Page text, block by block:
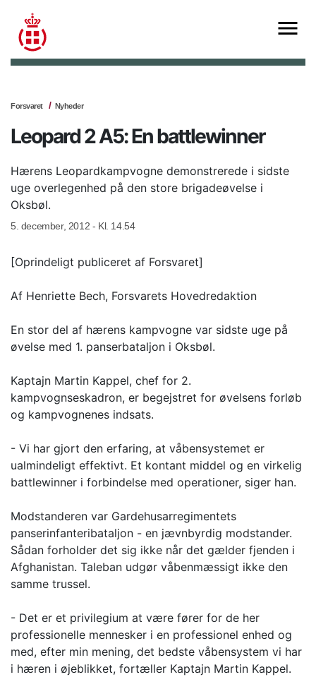
Forsvaret Nyheder
Leopard 2 A5: En battlewinner
Hærens Leopardkampvogne demonstrerede i sidste
uge overlegenhed på den store brigadeøvelse i
Oksbøl.
5. december, 2012 - Kl. 14.54
[Oprindeligt publiceret af Forsvaret]
Af Henriette Bech, Forsvarets Hovedredaktion
En stor del af hærens kampvogne var sidste uge på
øvelse med 1. panserbataljon i Oksbøl.
Kaptajn Martin Kappel, chef for 2.
kampvognseskadron, er begejstret for øvelsens forløb
og kampvognenes indsats.
- Vi har gjort den erfaring, at våbensystemet er
ualmindeligt effektivt. Et kontant middel og en virkelig
battlewinner i forbindelse med operationer, siger han.
Modstanderen var Gardehusarregimentets
panserinfanteribataljon - en jævnbyrdig modstander.
Sådan forholder det sig ikke når det gælder fjenden i
Afghanistan. Taleban udgør våbenmæssigt ikke den
samme trussel.
- Det er et privilegium at være fører for de her
professionelle mennesker i en professionel enhed og
med, efter min mening, det bedste våbensystem vi har
i hæren i øjeblikket, fortæller Kaptajn Martin Kappel.